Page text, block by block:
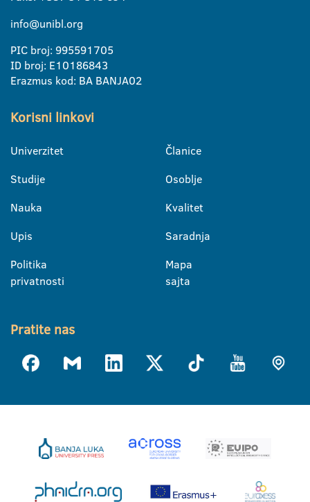
info@unibl.org
PIC broj: 995591705
ID broj: E10186843
Erazmus kod: BA BANJA02
Korisni linkovi
Univerzitet
Studije
Nauka
Upis
Politika
privatnosti
Članice
Osoblje
Kvalitet
Saradnja
Mapa
sajta
Pratite nas